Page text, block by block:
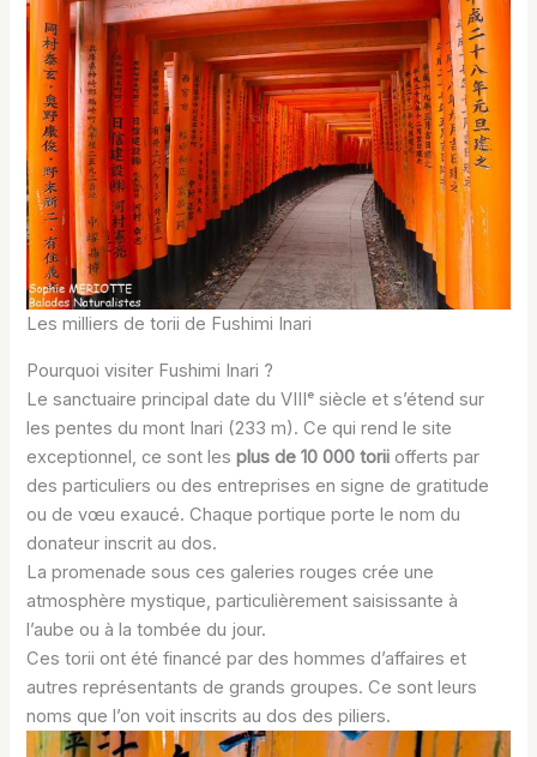
Les milliers de torii de Fushimi Inari
Pourquoi visiter Fushimi Inari ?
Le sanctuaire principal date du VIIIᵉ siècle et s’étend sur
les pentes du mont Inari (233 m). Ce qui rend le site
exceptionnel, ce sont lesplus de 10 000 torii offerts par
des particuliers ou des entreprises en signe de gratitude
ou de vœu exaucé. Chaque portique porte le nom du
donateur inscrit au dos.
La promenade sous ces galeries rouges crée une
atmosphère mystique, particulièrement saisissante à
l’aube ou à la tombée du jour.
Ces torii ont été financé par des hommes d’affaires et
autres représentants de grands groupes. Ce sont leurs
noms que l’on voit inscrits au dos des piliers.